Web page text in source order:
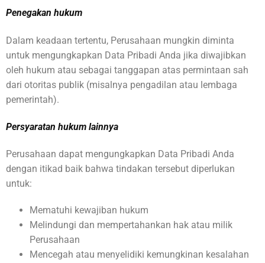
Penegakan hukum
Dalam keadaan tertentu, Perusahaan mungkin diminta
untuk mengungkapkan Data Pribadi Anda jika diwajibkan
oleh hukum atau sebagai tanggapan atas permintaan sah
dari otoritas publik (misalnya pengadilan atau lembaga
pemerintah).
Persyaratan hukum lainnya
Perusahaan dapat mengungkapkan Data Pribadi Anda
dengan itikad baik bahwa tindakan tersebut diperlukan
untuk:
Mematuhi kewajiban hukum
Melindungi dan mempertahankan hak atau milik
Perusahaan
Mencegah atau menyelidiki kemungkinan kesalahan